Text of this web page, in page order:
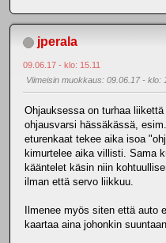
jperala
09.06.17 - klo: 15.11
Viimeisin muokkaus: 09.06.17 - klo:
Ohjauksessa on turhaa
ohjausvarsi hässäkässä,
eturenkaat tekee aika isoa
kimurtelee aika villisti. Sama
kääntelet käsin niin
ilman että servo liikkuu.
Ilmenee myös siten että auto
kaartaa aina johonkin